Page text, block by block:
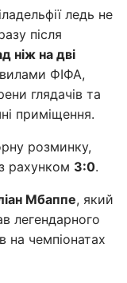
ледь не
після
ніж на дві
ФІФА,
глядачів та
приміщення.
розминку,
рахунком 3:0.
Мбаппе, який
легендарного
на чемпіонатах